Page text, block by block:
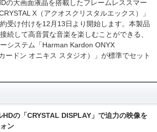
の大画面液晶を搭載したフレームレススマー
X（アクオスクリスタルエックス）」
約受け付けを12月13日より開始します。本製品
続して高音質な音楽を楽しむことができる、
システム「Harman Kardon ONYX
ードン オニキス スタジオ）」が標準でセット
HDの「CRYSTAL DISPLAY」で迫力の映像を
ン